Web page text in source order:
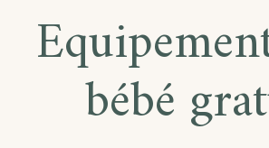
bébé